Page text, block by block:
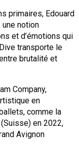
primaires, Edouard
une notion
et d’émotions qui
transporte le
brutalité et
Company,
en
comme la
en 2022,
Avignon